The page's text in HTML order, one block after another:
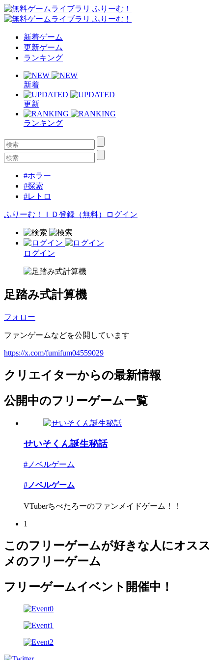
新着ゲーム
更新ゲーム
ランキング
新着
更新
ランキング
#ホラー
#探索
#レトロ
ふりーむ！ＩＤ登録（無料） ログイン
ログイン
足踏み式計算機
フォロー
ファンゲームなどを公開しています
https://x.com/fumifum04559029
クリエイターからの最新情報
公開中のフリーゲーム一覧
せいそくん誕生秘話
#ノベルゲーム
#ノベルゲーム
VTuberちべたろーのファンメイドゲーム！！
1
このフリーゲームが好きな人にオスス
メのフリーゲーム
フリーゲームイベント開催中！